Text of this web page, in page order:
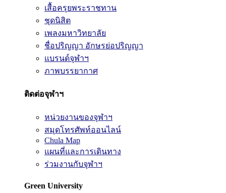
เสื้อครุยพระราชทาน
ชุดนิสิต
เพลงมหาวิทยาลัย
ชื่อปริญญา อักษรย่อปริญญา
แบรนด์จุฬาฯ
ภาพบรรยากาศ
ติดต่อจุฬาฯ
หน่วยงานของจุฬาฯ
สมุดโทรศัพท์ออนไลน์
Chula Map
แผนที่และการเดินทาง
ร่วมงานกับจุฬาฯ
Green University